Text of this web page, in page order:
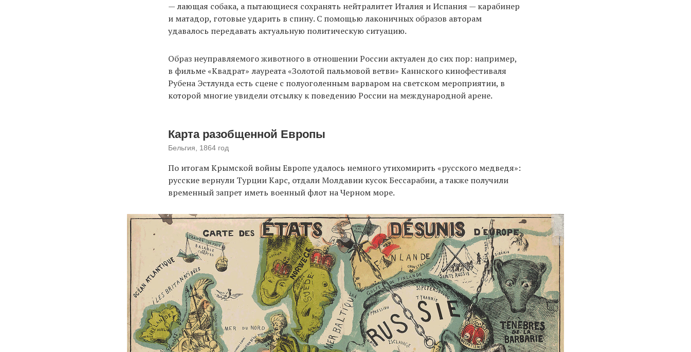
— лающая собака, а пытающиеся сохранять нейтралитет Италия и Испания — карабинер
и матадор, готовые ударить в спину. С помощью лаконичных образов авторам
удавалось передавать актуальную политическую ситуацию.
Образ неуправляемого животного в отношении России актуален до сих пор: например,
в фильме «Квадрат» лауреата «Золотой пальмовой ветви» Каннского кинофестиваля
Рубена Эстлунда есть сцене с полуоголенным варваром на светском мероприятии, в
которой многие увидели отсылку к поведению России на международной арене.
Карта разобщенной Европы
Бельгия, 1864 год
По итогам Крымской войны Европе удалось немного утихомирить «русского медведя»:
русские вернули Турции Карс, отдали Молдавии кусок Бессарабии, а также получили
временный запрет иметь военный флот на Черном море.